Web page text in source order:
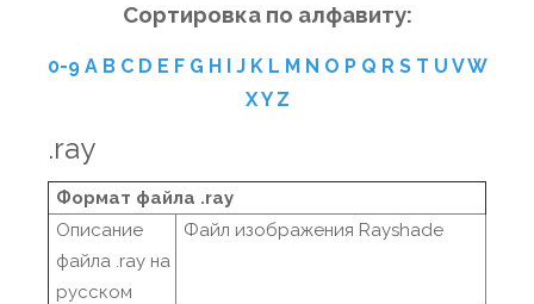
Сортировка по алфавиту:
0-9 A B C D E F G H I J K L M N O P Q R S T U VW
XY Z
.ray
Формат файла .ray
Описание
файла .ray на
русском
Файл изображения Rayshade